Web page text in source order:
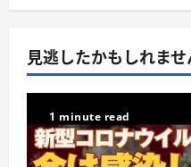
見逃したかもしれませ
1 minute read